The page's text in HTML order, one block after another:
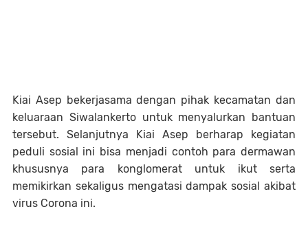
Kiai Asep bekerjasama dengan pihak kecamatan dan
keluaraan Siwalankerto untuk menyalurkan bantuan
tersebut. Selanjutnya Kiai Asep berharap kegiatan
peduli sosial ini bisa menjadi contoh para dermawan
khususnya para konglomerat untuk ikut serta
memikirkan sekaligus mengatasi dampak sosial akibat
virus Corona ini.